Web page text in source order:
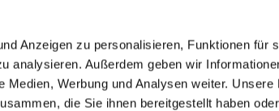
Anzeigen zu personalisieren, Funktionen für
analysieren. Außerdem geben wir
Medien, Werbung und Analysen weiter.
die Sie ihnen bereitgestellt haben
Übertragung vertraulicher Inhalte, wie
Eine verschlüsselte Verbindung erkennen
die Daten, die Sie an uns übermitteln,